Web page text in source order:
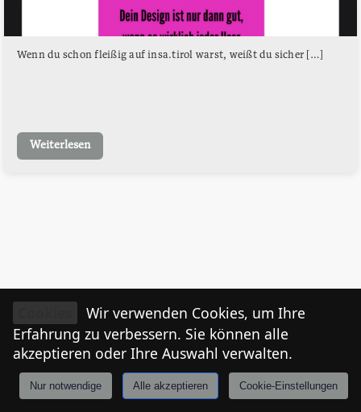
Wenn du schon fleißig auf insa.tirol warst, weißt du sicher […]
Weiterlesen
Anmelden Tiroler
Wir verwenden Cookies, um Ihre
Erfahrung zu verbessern. Sie können alle
akzeptieren oder Ihre Auswahl verwalten.
Nur notwendige Alle akzeptieren Cookie-Einstellungen